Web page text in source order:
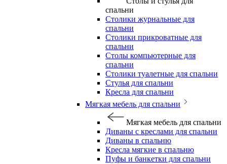
спальни
Столики журнальные для
спальни
Столики прикроватные для
спальни
Столы компьютерные для
спальни
Столики туалетные для спальни
Стулья для спальни
Кресла для спальни
Мягкая мебель для спальни
Мягкая мебель для спальни
Диваны с креслами для спальни
Диваны в спальню
Кресла мягкие в спальню
Пуфы и банкетки для спальни